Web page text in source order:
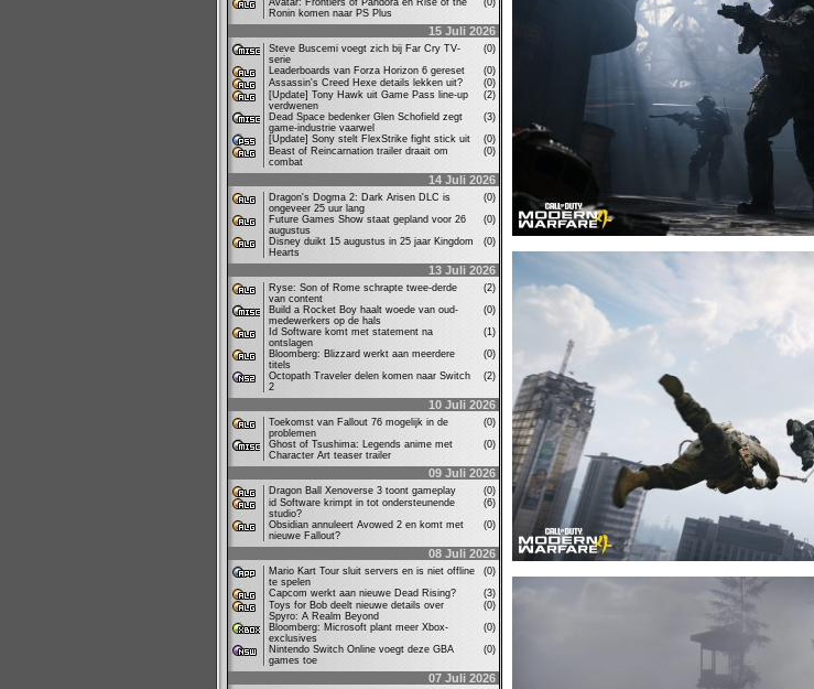
Avatar: Frontiers of Pandora en Rise of the
Ronin komen naar PS Plus
(0)
15 Juli 2026
Steve Buscemi voegt zich bij Far Cry TV-
serie
(0)
Leaderboards van Forza Horizon 6 gereset
(0)
Assassin's Creed Hexe details lekken uit?
(0)
[Update] Tony Hawk uit Game Pass line-up
verdwenen
(2)
Dead Space bedenker Glen Schofield zegt
game-industrie vaarwel
(3)
[Update] Sony stelt FlexStrike fight stick uit
(0)
Beast of Reincarnation trailer draait om
combat
(0)
14 Juli 2026
Dragon's Dogma 2: Dark Arisen DLC is
ongeveer 25 uur lang
(0)
Future Games Show staat gepland voor 26
augustus
(0)
Disney duikt 15 augustus in 25 jaar Kingdom
Hearts
(0)
13 Juli 2026
Ryse: Son of Rome schrapte twee-derde
van content
(2)
Build a Rocket Boy haalt woede van oud-
medewerkers op de hals
(0)
Id Software komt met statement na
ontslagen
(1)
Bloomberg: Blizzard werkt aan meerdere
titels
(0)
Octopath Traveler delen komen naar Switch
2
(2)
10 Juli 2026
Toekomst van Fallout 76 mogelijk in de
problemen
(0)
Ghost of Tsushima: Legends anime met
Character Art teaser trailer
(0)
09 Juli 2026
Dragon Ball Xenoverse 3 toont gameplay
(0)
id Software krimpt in tot ondersteunende
studio?
(6)
Obsidian annuleert Avowed 2 en komt met
nieuwe Fallout?
(0)
08 Juli 2026
Mario Kart Tour sluit servers en is niet offline
te spelen
(0)
Capcom werkt aan nieuwe Dead Rising?
(3)
Toys for Bob deelt nieuwe details over
Spyro: A Realm Beyond
(0)
Bloomberg: Microsoft plant meer Xbox-
exclusives
(0)
Nintendo Switch Online voegt deze GBA
games toe
(0)
07 Juli 2026